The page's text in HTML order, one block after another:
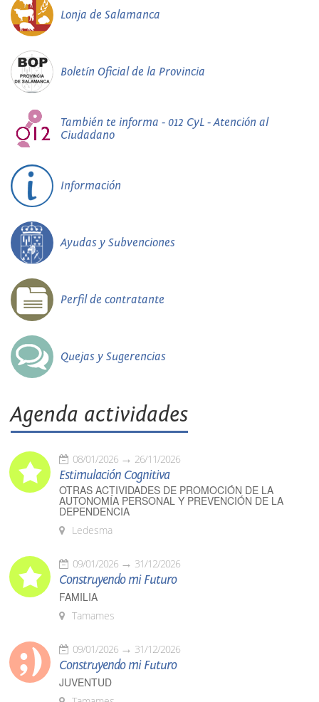
Lonja de Salamanca
Boletín Oficial de la Provincia
También te informa - 012 CyL - Atención al
Ciudadano
Información
Ayudas y Subvenciones
Perfil de contratante
Quejas y Sugerencias
Agenda actividades
08/01/2026 26/11/2026
Estimulación Cognitiva
OTRAS ACTIVIDADES DE PROMOCIÓN DE LA
AUTONOMÍA PERSONAL Y PREVENCIÓN DE LA
DEPENDENCIA
Ledesma
09/01/2026 31/12/2026
Construyendo mi Futuro
FAMILIA
Tamames
09/01/2026 31/12/2026
Construyendo mi Futuro
JUVENTUD